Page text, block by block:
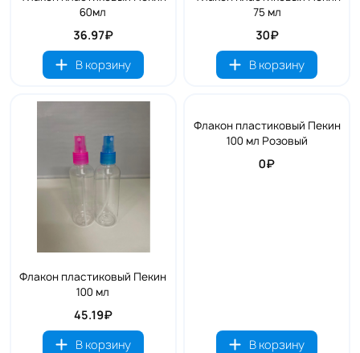
60мл
36.97₽
В корзину
75 мл
30₽
В корзину
Флакон пластиковый Пекин
100 мл
45.19₽
В корзину
Флакон пластиковый Пекин
100 мл Розовый
0₽
В корзину